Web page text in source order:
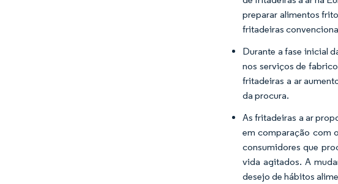
preparar alimentos
fritadeiras
Durante a fase inicial
nos serviços de
fritadeiras a ar
da procura.
As fritadeiras a ar
em comparação com
consumidores que
vida agitados. A
desejo de hábitos